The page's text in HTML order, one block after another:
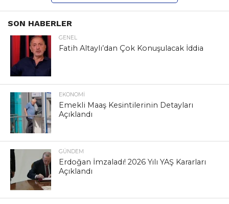
SON HABERLER
GENEL
Fatih Altaylı’dan Çok Konuşulacak İddia
EKONOMI
Emekli Maaş Kesintilerinin Detayları
Açıklandı
GÜNDEM
Erdoğan İmzaladı! 2026 Yılı YAŞ Kararları
Açıklandı